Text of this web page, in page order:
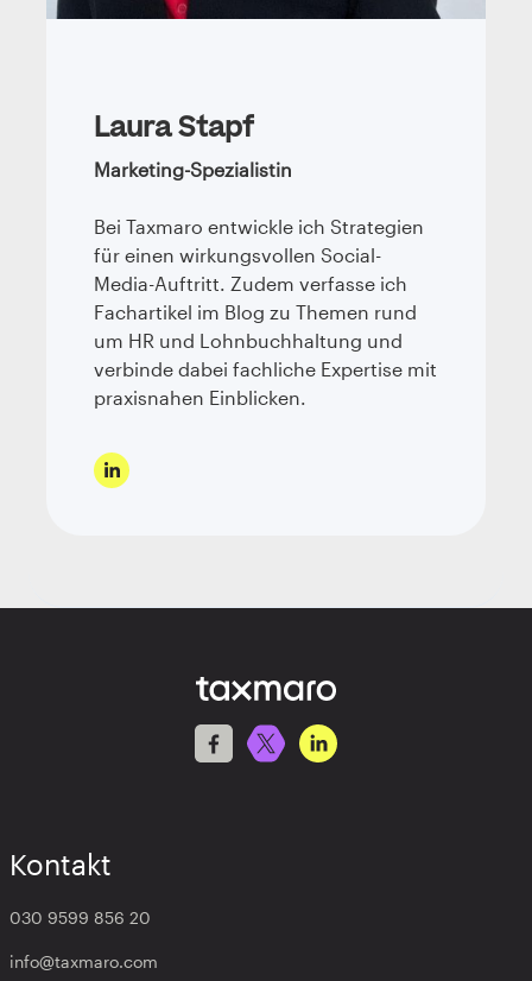
Laura Stapf
Marketing-Spezialistin
Bei Taxmaro entwickle ich Strategien
für einen wirkungsvollen Social-
Media-Auftritt. Zudem verfasse ich
Fachartikel im Blog zu Themen rund
um HR und Lohnbuchhaltung und
verbinde dabei fachliche Expertise mit
praxisnahen Einblicken.
Kontakt
030 9599 856 20
info@taxmaro.com